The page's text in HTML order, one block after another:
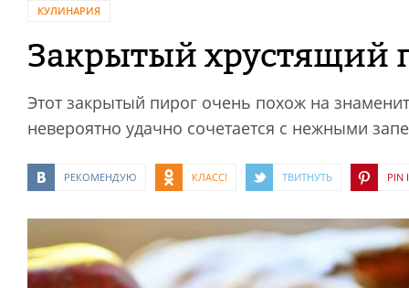
КУЛИНАРИЯ
Закрытый хрустящий
Этот закрытый пирог очень похож на
невероятно удачно сочетается с нежными
РЕКОМЕНДУЮ КЛАСС! ТВИТНУТЬ PIN